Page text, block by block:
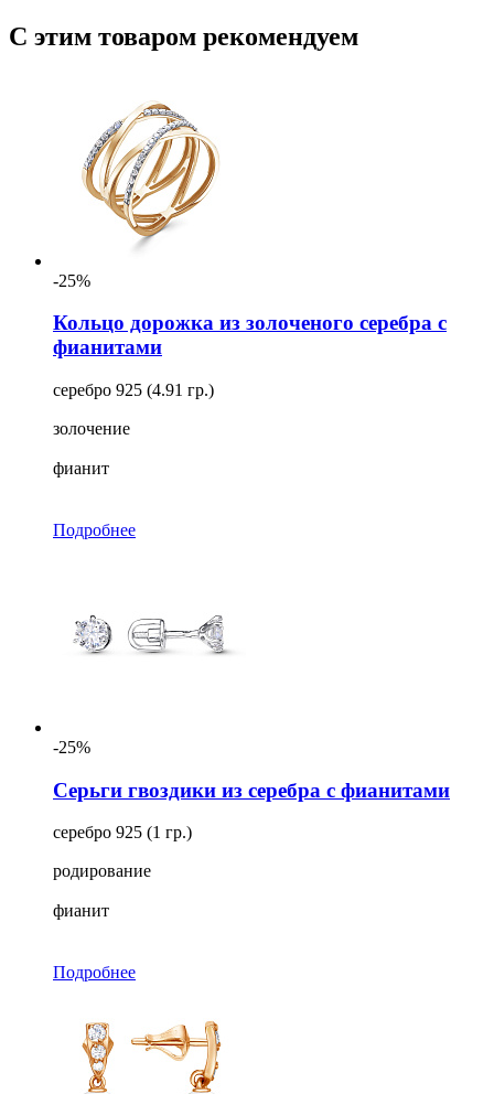
С этим товаром рекомендуем
-25%
Кольцо дорожка из золоченого серебра с
фианитами
серебро 925 (4.91 гр.)
золочение
фианит
Подробнее
-25%
Серьги гвоздики из серебра с фианитами
серебро 925 (1 гр.)
родирование
фианит
Подробнее